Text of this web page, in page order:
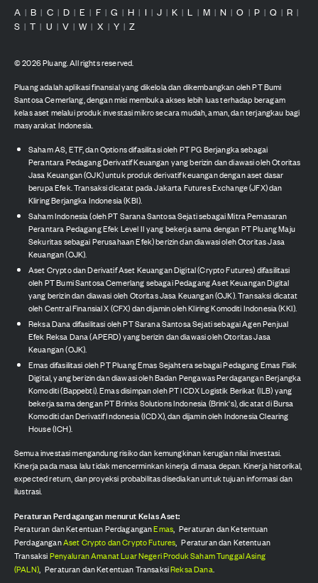
A | B | C | D | E | F | G | H | I | J | K | L | M | N | O | P | Q | R |
S | T | U | V | W | X | Y | Z
©2026Pluang. All rights reserved.
Pluang adalah aplikasi finansial yang dikelola dan dikembangkan oleh PT Bumi
Santosa Cemerlang, dengan misi membuka akses lebih luas terhadap beragam
kelas aset melalui produk investasi mikro secara mudah, aman, dan terjangkau bagi
masyarakat Indonesia.
Saham AS, ETF, dan Options difasilitasi oleh PT PG Berjangka sebagai
Perantara Pedagang Derivatif Keuangan yang berizin dan diawasi oleh Otoritas
Jasa Keuangan (OJK) untuk produk derivatif keuangan dengan aset dasar
berupa Efek. Transaksi dicatat pada Jakarta Futures Exchange (JFX) dan
Kliring Berjangka Indonesia (KBI).
Saham Indonesia (oleh PT Sarana Santosa Sejati sebagai Mitra Pemasaran
Perantara Pedagang Efek Level II yang bekerja sama dengan PT Pluang Maju
Sekuritas sebagai Perusahaan Efek) berizin dan diawasi oleh Otoritas Jasa
Keuangan (OJK).
Aset Crypto dan Derivatif Aset Keuangan Digital (Crypto Futures) difasilitasi
oleh PT Bumi Santosa Cemerlang sebagai Pedagang Aset Keuangan Digital
yang berizin dan diawasi oleh Otoritas Jasa Keuangan (OJK). Transaksi dicatat
oleh Central Finansial X (CFX) dan dijamin oleh Kliring Komoditi Indonesia (KKI).
Reksa Dana difasilitasi oleh PT Sarana Santosa Sejati sebagai Agen Penjual
Efek Reksa Dana (APERD) yang berizin dan diawasi oleh Otoritas Jasa
Keuangan (OJK).
Emas difasilitasi oleh PT Pluang Emas Sejahtera sebagai Pedagang Emas Fisik
Digital, yang berizin dan diawasi oleh Badan Pengawas Perdagangan Berjangka
Komoditi (Bappebti). Emas disimpan oleh PT ICDX Logistik Berikat (ILB) yang
bekerja sama dengan PT Brinks Solutions Indonesia (Brink's), dicatat di Bursa
Komoditi dan Derivatif Indonesia (ICDX), dan dijamin oleh Indonesia Clearing
House (ICH).
Semua investasi mengandung risiko dan kemungkinan kerugian nilai investasi.
Kinerja pada masa lalu tidak mencerminkan kinerja di masa depan. Kinerja historikal,
expected return, dan proyeksi probabilitas disediakan untuk tujuan informasi dan
ilustrasi.
Peraturan Perdagangan menurut Kelas Aset:
Peraturan dan Ketentuan PerdaganganEmas, Peraturan dan Ketentuan
PerdaganganAset Crypto dan Crypto Futures, Peraturan dan Ketentuan
TransaksiPenyaluran Amanat Luar Negeri Produk Saham Tunggal Asing
(PALN), Peraturan dan Ketentuan TransaksiReksa Dana.